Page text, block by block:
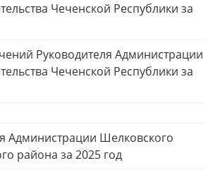
Чеченской Республики за
Руководителя Администрации
Чеченской Республики за
Администрации Шелковского
района за 2025 год